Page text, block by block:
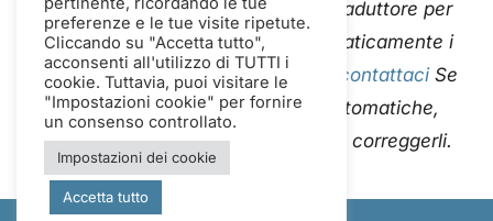
Questo sito web utilizza Google Traduttore per
tradurre istantaneamente e automaticamente i
contenuti in più lingue. Per favore
contattaciSe
riscontri errori nelle traduzioni automatiche,
segnalaceli in modo che possiamo correggerli.
preferenze e le tue visite ripetute.
Cliccando su "Accetta tutto",
acconsenti all'utilizzo di TUTTI i
cookie. Tuttavia, puoi visitare le
"Impostazioni cookie" per fornire
un consenso controllato.
Impostazioni dei cookie
Accetta tutto